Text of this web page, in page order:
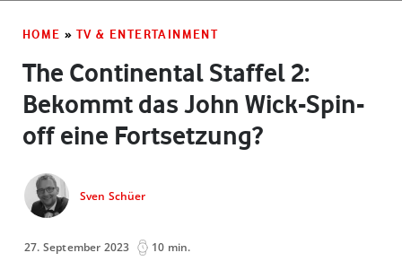
HOME » TV & ENTERTAINMENT
The Continental Staffel 2:
Bekommt das John Wick-Spin-
off eine Fortsetzung?
Sven Schüer
27. September 2023 10 min.